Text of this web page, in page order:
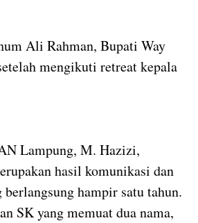
Ali Rahman, Bupati Way
mengikuti retreat kepala
Lampung, M. Hazizi,
hasil komunikasi dan
hampir satu tahun.
SK yang memuat dua nama,